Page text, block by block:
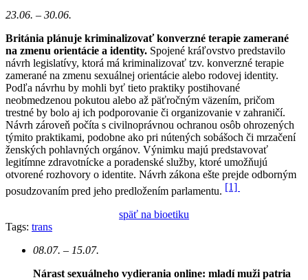
23.06. – 30.06.
Británia plánuje kriminalizovať konverzné terapie zamerané
na zmenu orientácie a identity. Spojené kráľovstvo predstavilo
návrh legislatívy, ktorá má kriminalizovať tzv. konverzné terapie
zamerané na zmenu sexuálnej orientácie alebo rodovej identity.
Podľa návrhu by mohli byť tieto praktiky postihované
neobmedzenou pokutou alebo až päťročným väzením, pričom
trestné by bolo aj ich podporovanie či organizovanie v zahraničí.
Návrh zároveň počíta s civilnoprávnou ochranou osôb ohrozených
týmito praktikami, podobne ako pri nútených sobášoch či mrzačení
ženských pohlavných orgánov. Výnimku majú predstavovať
legitímne zdravotnícke a poradenské služby, ktoré umožňujú
otvorené rozhovory o identite. Návrh zákona ešte prejde odborným
posudzovaním pred jeho predložením parlamentu. [1]
späť na bioetiku
Tags: trans
08.07. – 15.07.
Nárast sexuálneho vydierania online: mladí muži patria